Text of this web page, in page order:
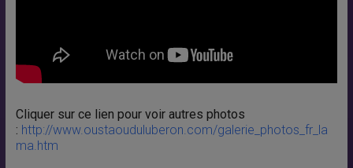
Cliquer sur ce lien pour voir autres photos
: http://www.oustaouduluberon.com/galerie_photos_fr_la
ma.htm